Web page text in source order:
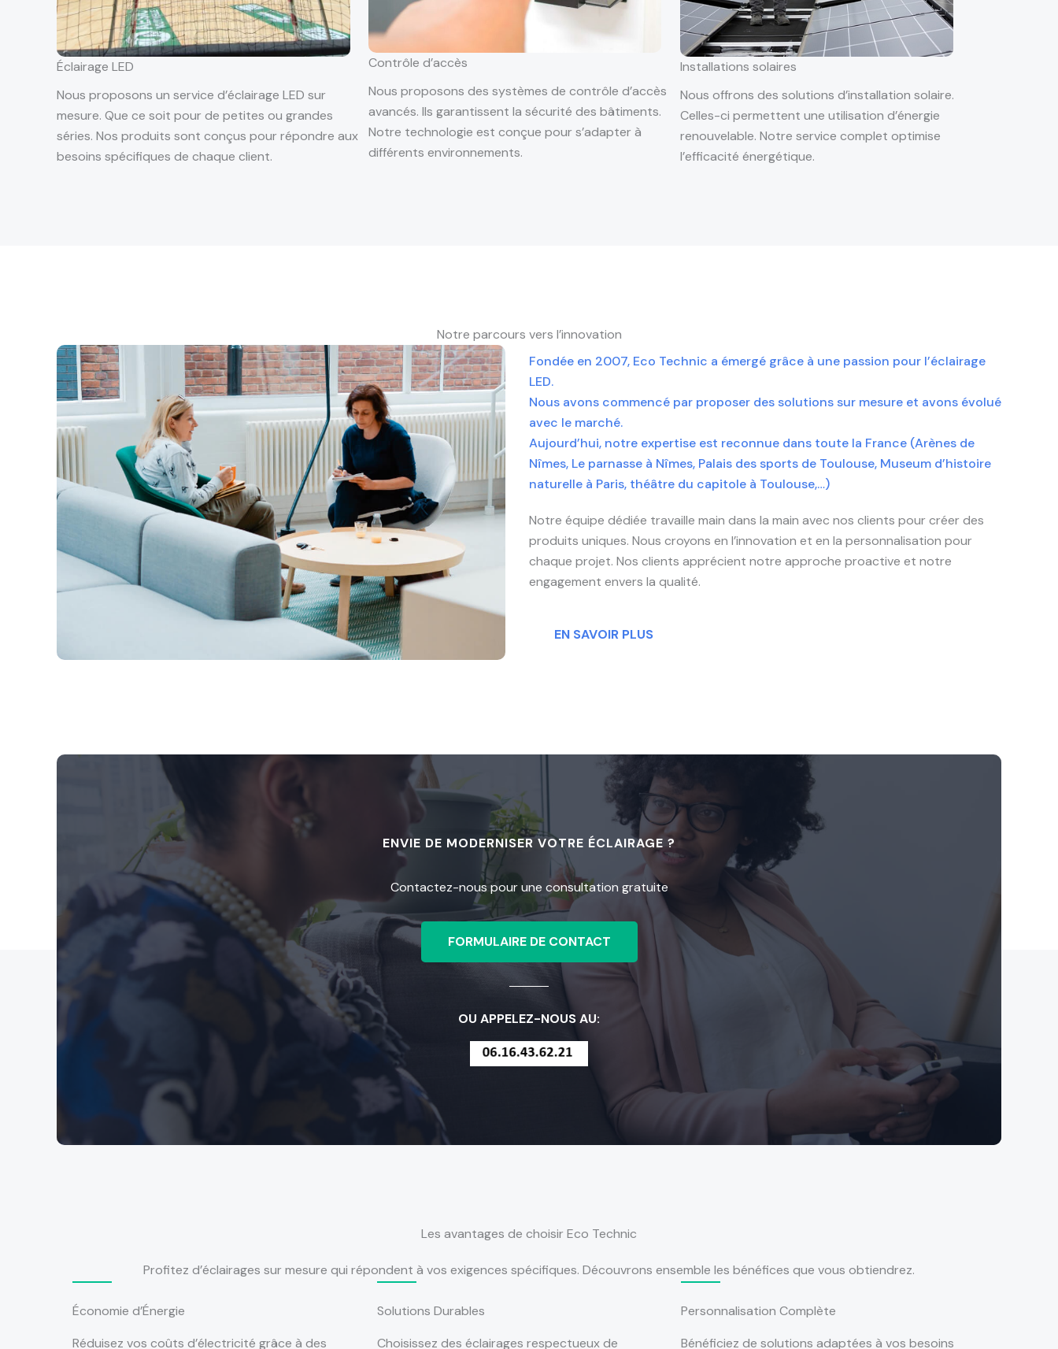
Éclairage LED
Nous proposons un service d’éclairage LED sur
mesure. Que ce soit pour de petites ou grandes
séries. Nos produits sont conçus pour répondre aux
besoins spécifiques de chaque client.
Contrôle d’accès
Nous proposons des systèmes de contrôle d’accès
avancés. Ils garantissent la sécurité des bâtiments.
Notre technologie est conçue pour s’adapter à
différents environnements.
Installations solaires
Nous offrons des solutions d’installation solaire.
Celles-ci permettent une utilisation d’énergie
renouvelable. Notre service complet optimise
l’efficacité énergétique.
Notre parcours vers l’innovation
Fondée en 2007, Eco Technic a émergé grâce à une passion pour l’éclairage
LED.
Nous avons commencé par proposer des solutions sur mesure et avons évolué
avec le marché.
Aujourd’hui, notre expertise est reconnue dans toute la France (Arènes de
Nîmes, Le parnasse à Nîmes, Palais des sports de Toulouse, Museum d’histoire
naturelle à Paris, théâtre du capitole à Toulouse,…)
Notre équipe dédiée travaille main dans la main avec nos clients pour créer des
produits uniques. Nous croyons en l’innovation et en la personnalisation pour
chaque projet. Nos clients apprécient notre approche proactive et notre
engagement envers la qualité.
EN SAVOIR PLUS
ENVIE DE MODERNISER VOTRE ÉCLAIRAGE ?
Contactez-nous pour une consultation gratuite
FORMULAIRE DE CONTACT
OU APPELEZ-NOUS AU:
Les avantages de choisir Eco Technic
Profitez d’éclairages sur mesure qui répondent à vos exigences spécifiques. Découvrons ensemble les bénéfices que vous obtiendrez.
Économie d’Énergie
Réduisez vos coûts d’électricité grâce à des
Solutions Durables
Choisissez des éclairages respectueux de
Personnalisation Complète
Bénéficiez de solutions adaptées à vos besoins